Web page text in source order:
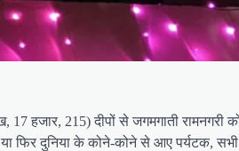
हजार, 215) दीपों से जगमगाती रामनगरी
या फिर दुनिया के कोने-कोने से आए पर्यटक,